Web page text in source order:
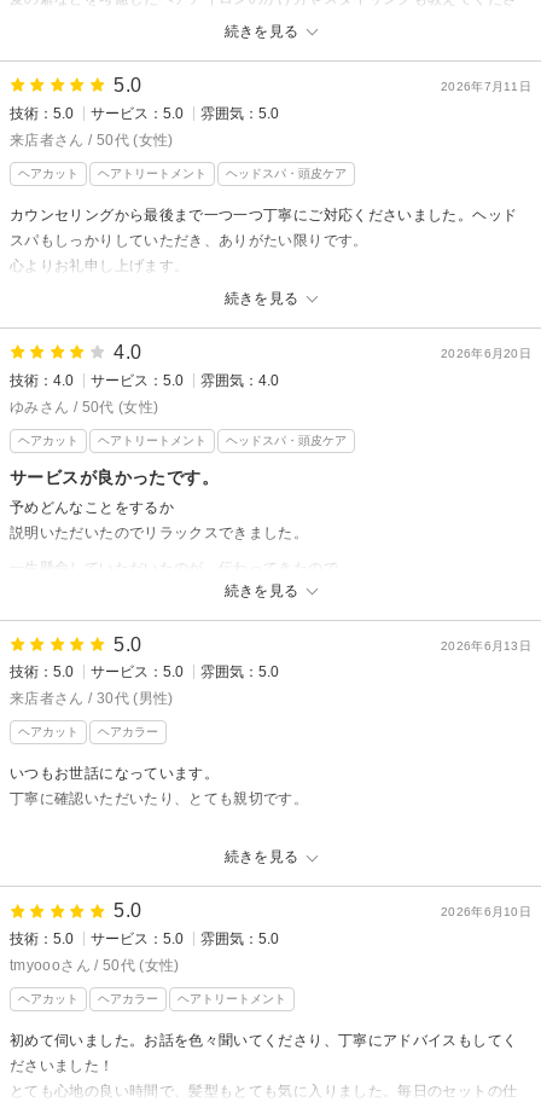
続きを見る
PRESENCE BRAINS 下北沢 【プレゼンスブレインズ】からの
返信
この度は2回目のご来店、そして嬉しい口コミをありがとうございます！
カウンセリングや仕上がりに安心してお任せいただけたとのお言葉、とて
も嬉しく思います。スタイリング方法もぜひご自宅でお試しください^ ^
これからも髪質やライフスタイルに合わせて、ご提案させていただきま
す。またお会いできるのを楽しみにしております！
2026年7月11日
5.0
技術：5.0 サービス：5.0
雰囲気：5.0
来店者さん / 50代 (女性)
ヘアカット ヘアトリートメント ヘッドスパ・頭皮ケア
続きを見る
カウンセリングから最後まで一つ一つ丁寧にご対応くださいました。ヘッド
スパもしっかりしていただき、ありがたい限りです。
心よりお礼申し上げます。
ヘッドスパはクイックではありましたが満足いただき安心いたしました。
嬉しい口コミありがとうございます！
またぜひご利用ください。
ありがとうございました。
八島淳
2026年6月20日
4.0
技術：4.0 サービス：5.0
雰囲気：4.0
ゆみさん / 50代 (女性)
ヘアカット ヘアトリートメント ヘッドスパ・頭皮ケア
サービスが良かったです。
続きを見る
予めどんなことをするか
説明いただいたのでリラックスできました。
一生懸命していただいたのが、伝わってきたので
です。
どうもありがとう
PRESENCE BRAINS 下北沢 【プレゼンスブレインズ】からの
返信
次回ご来店もお待ちしております。
佐藤康浩
2026年6月13日
5.0
技術：5.0 サービス：5.0
雰囲気：5.0
来店者さん / 30代 (男性)
ヘアカット ヘアカラー
続きを見る
いつもお世話になっています。
丁寧に確認いただいたり、とても親切です。
PRESENCE BRAINS 下北沢 【プレゼンスブレインズ】からの
いつもご来店頂きありがとうございます。
ありがとうございました。
2026年6月10日
5.0
技術：5.0 サービス：5.0
雰囲気：5.0
tmyoooさん / 50代 (女性)
ヘアカット ヘアカラー ヘアトリートメント
初めて伺いました。お話を色々聞いてくださり、丁寧にアドバイスもしてく
ださいました！
とても心地の良い時間で、髪型もとても気に入りました。毎日のセットの仕